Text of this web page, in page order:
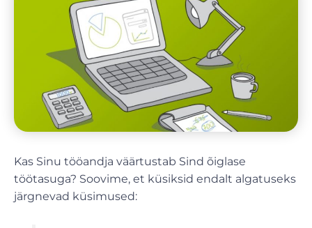
Kas Sinu tööandja väärtustab Sind õiglase
töötasuga? Soovime, et küsiksid endalt algatuseks
järgnevad küsimused: